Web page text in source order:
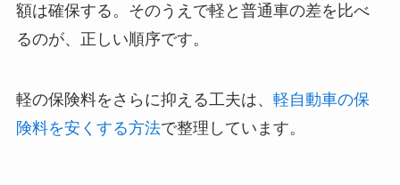
額は確保する。そのうえで軽と普通車の差を比べ
るのが、正しい順序です。
軽の保険料をさらに抑える工夫は、 軽自動車の保
険料を安くする方法で整理しています。